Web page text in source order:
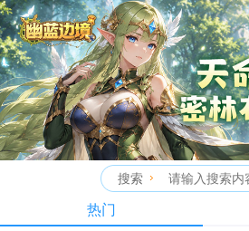
搜索
热门